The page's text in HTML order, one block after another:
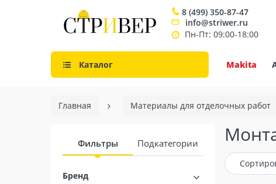
8 (499) 350-87-47
info@striwer.ru
Пн-Пт: 09:00-18:00
Каталог Makita
Главная Материалы для отделочных работ
Фильтры Подкатегории
Бренд